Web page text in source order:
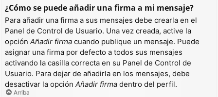
¿Cómo se puede añadir una firma a mi mensaje?
Para añadir una firma a sus mensajes debe crearla en el
Panel de Control de Usuario. Una vez creada, active la
opción Añadir firma cuando publique un mensaje. Puede
asignar una firma por defecto a todos sus mensajes
activando la casilla correcta en su Panel de Control de
Usuario. Para dejar de añadirla en los mensajes, debe
desactivar la opción Añadir firma dentro del perfil.
Arriba